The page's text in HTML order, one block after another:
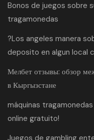
Bonos de juegos sobre
tragamonedas
?Los angeles manera
deposito en algun local
Мелбет отзывы: обзор
в Кыргызстане
máquinas
online gratuito!
Juegos de gambling